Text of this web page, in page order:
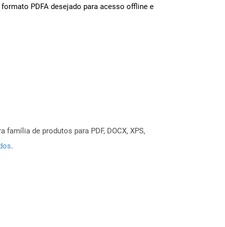
PDFA desejado para acesso offline e
de produtos para PDF, DOCX, XPS,
.